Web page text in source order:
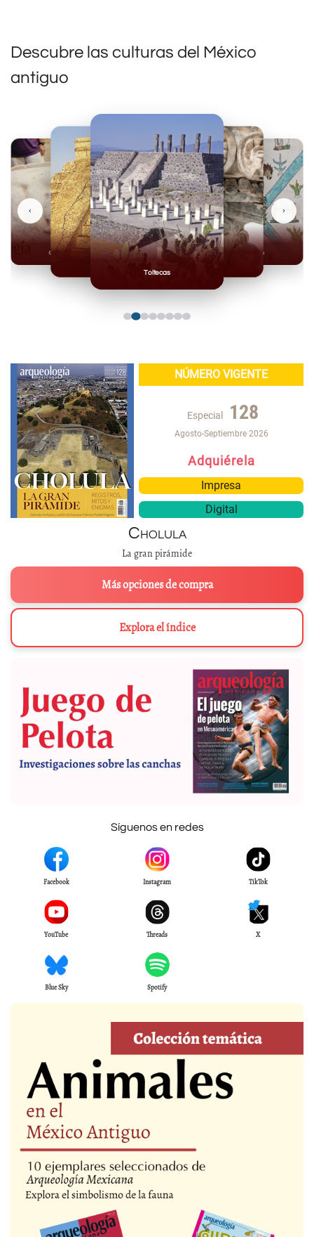
Descubre las culturas del México
antiguo
Toltecas
Mexicas
Olmecas
‹ ›
NÚMERO VIGENTE
Especial 128
Agosto-Septiembre 2026
Adquiérela
Impresa
Digital
Cholula
La gran pirámide
Más opciones de compra
Explora el índice
Síguenos en redes
Facebook Instagram TikTok
YouTube Threads X
Blue Sky Spotify